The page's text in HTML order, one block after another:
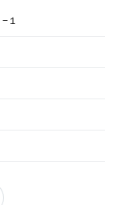
１